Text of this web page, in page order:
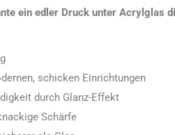
ein edler Druck unter Acrylglas
schicken Einrichtungen
durch Glanz-Effekt
Schärfe